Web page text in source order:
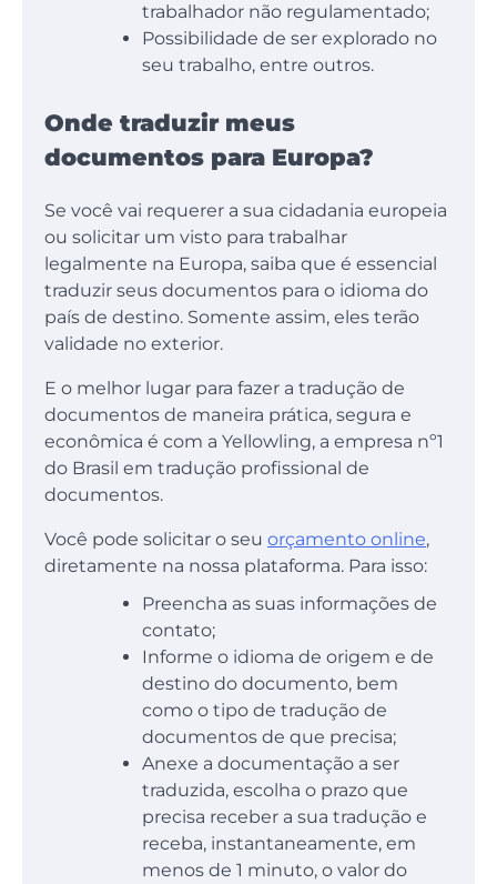
trabalhador não regulamentado;
Possibilidade de ser explorado no
seu trabalho, entre outros.
Onde traduzir meus
documentos para Europa?
Se você vai requerer a sua cidadania europeia
ou solicitar um visto para trabalhar
legalmente na Europa, saiba que é essencial
traduzir seus documentos para o idioma do
país de destino. Somente assim, eles terão
validade no exterior.
E o melhor lugar para fazer a tradução de
documentos de maneira prática, segura e
econômica é com a Yellowling, a empresa nº1
do Brasil em tradução profissional de
documentos.
Você pode solicitar o seu orçamento online,
diretamente na nossa plataforma. Para isso:
Preencha as suas informações de
contato;
Informe o idioma de origem e de
destino do documento, bem
como o tipo de tradução de
documentos de que precisa;
Anexe a documentação a ser
traduzida, escolha o prazo que
precisa receber a sua tradução e
receba, instantaneamente, em
menos de 1 minuto, o valor do